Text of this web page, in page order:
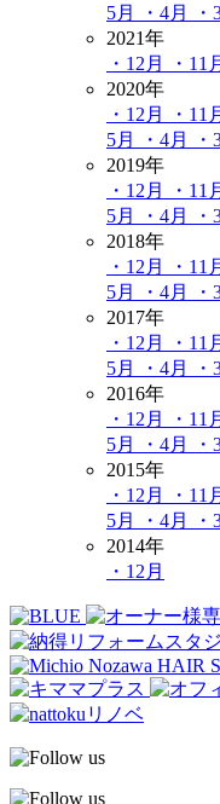
5月
・4月 ・
2021年
・12月
・11
2020年
・12月
・11
5月
・4月 ・
2019年
・12月
・11
5月
・4月 ・
2018年
・12月
・11
5月
・4月 ・
2017年
・12月
・11
5月
・4月 ・
2016年
・12月
・11
5月
・4月 ・
2015年
・12月
・11
5月
・4月 ・
2014年
・12月